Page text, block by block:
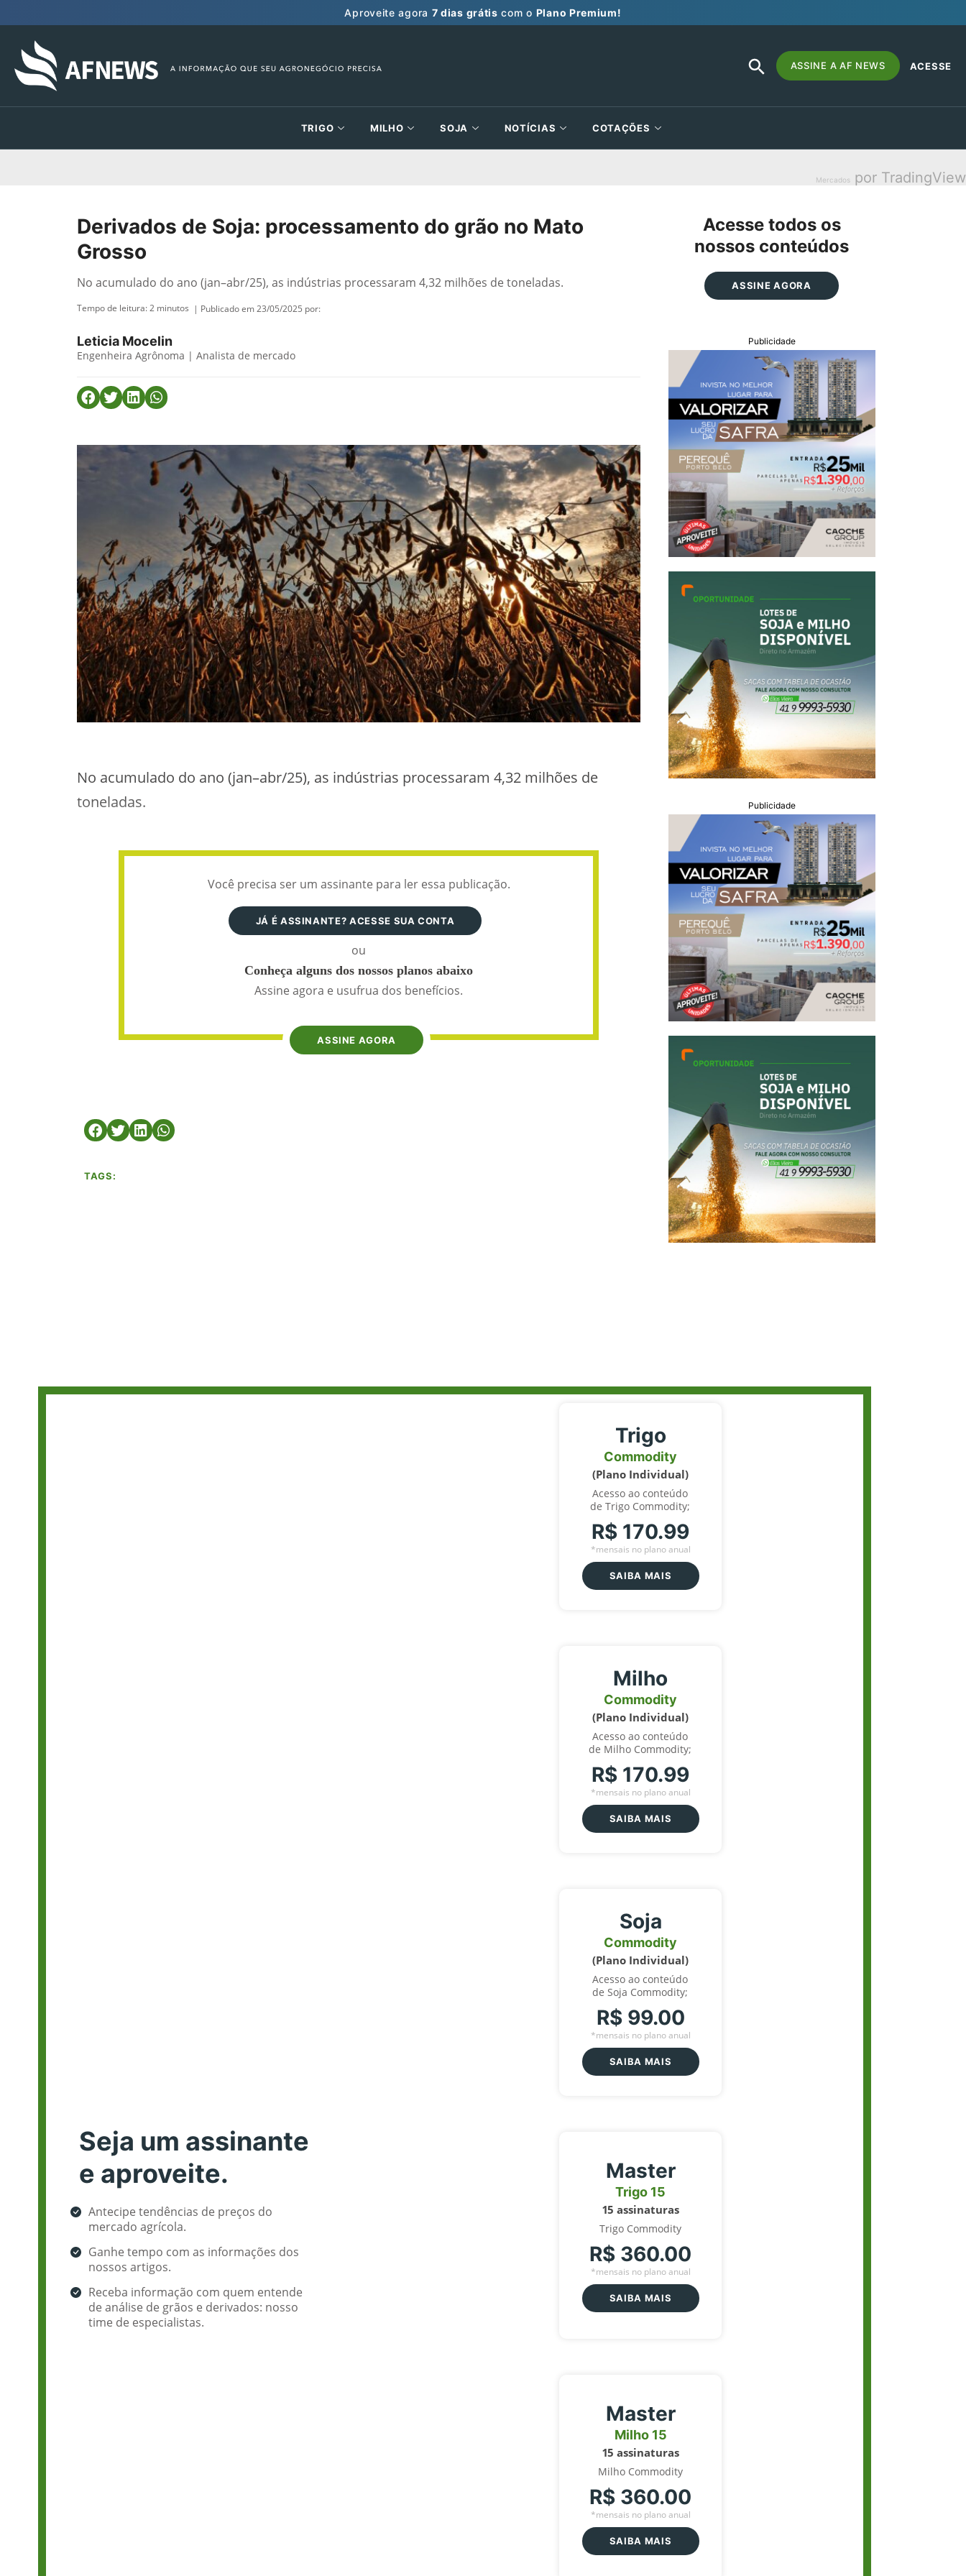
Aproveite agora 7 dias grátis com o Plano Premium!
Search
for:
SEARCH
BUTTON
ASSINE A AF NEWS ACESSE
TRIGO MILHO SOJA NOTÍCIAS COTAÇÕES
Mercados por TradingView
Derivados de Soja: processamento do grão no Mato
Grosso
No acumulado do ano (jan–abr/25), as indústrias processaram 4,32 milhões de toneladas.
Tempo de leitura:2 minutos | Publicado em 23/05/2025 por:
Leticia Mocelin
Engenheira Agrônoma | Analista de mercado
No acumulado do ano (jan–abr/25), as indústrias processaram 4,32 milhões de
toneladas.
Você precisa ser um assinante para ler essa publicação.
JÁ É ASSINANTE? ACESSE SUA CONTA
ou
Conheça alguns dos nossos planos abaixo
Assine agora e usufrua dos benefícios.
ASSINE AGORA
TAGS:
Acesse todos os
nossos conteúdos
ASSINE AGORA
Publicidade
Publicidade
Seja um assinante
e aproveite.
Antecipe tendências de preços do
mercado agrícola.
Ganhe tempo com as informações dos
nossos artigos.
Receba informação com quem entende
de análise de grãos e derivados: nosso
time de especialistas.
Trigo
Commodity
(Plano Individual)
Acesso ao conteúdo
de Trigo Commodity;
R$ 170.99
*mensais no plano anual
SAIBA MAIS
Milho
Commodity
(Plano Individual)
Acesso ao conteúdo
de Milho Commodity;
R$ 170.99
*mensais no plano anual
SAIBA MAIS
Soja
Commodity
(Plano Individual)
Acesso ao conteúdo
de Soja Commodity;
R$ 99.00
*mensais no plano anual
SAIBA MAIS
Master
Trigo 15
15 assinaturas
Trigo Commodity
R$ 360.00
*mensais no plano anual
SAIBA MAIS
Master
Milho 15
15 assinaturas
Milho Commodity
R$ 360.00
*mensais no plano anual
SAIBA MAIS